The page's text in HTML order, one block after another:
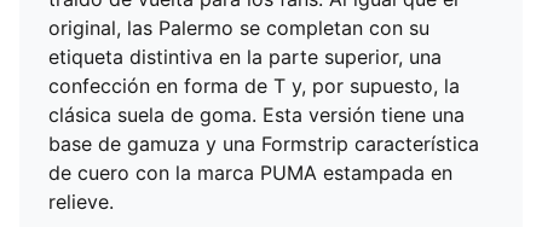
original, las Palermo se completan con su
etiqueta distintiva en la parte superior, una
confección en forma de T y, por supuesto, la
clásica suela de goma. Esta versión tiene una
base de gamuza y una Formstrip característica
de cuero con la marca PUMA estampada en
relieve.